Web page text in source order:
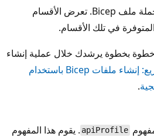
توضح هذه المقالة بنية وبناء جملة ملف Bicep. تعرض الأقسام
في تلك الأقسام.
بخطوة يرشدك خلال عملية إنشاء
تشغيل سريع: إنشاء ملفات Bicep باستخدام
.
apiProfile . يقوم هذا المفهوم